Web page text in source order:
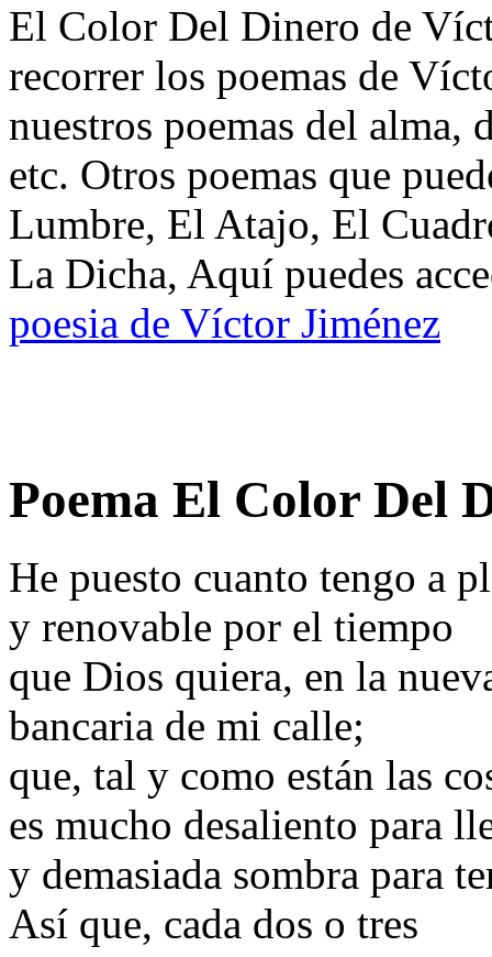
El Color Del Dinero de
recorrer los poemas de
nuestros poemas del alma,
etc. Otros poemas que
Lumbre, El Atajo, El
La Dicha, Aquí puedes
poesia de Víctor Jiménez
Poema El Color Del
He puesto cuanto tengo a
y renovable por el tiempo
que Dios quiera, en la
bancaria de mi calle;
que, tal y como están las
es mucho desaliento para
y demasiada sombra para
Así que, cada dos o tres